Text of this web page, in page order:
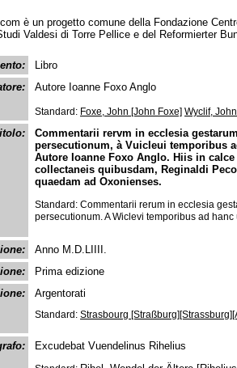
è un progetto comune della Fondazione
Valdesi di Torre Pellice e del Reformierter
Libro
Autore Ioanne Foxo Anglo
Standard: Foxe, John [John Foxe] Wyclif,
Commentarii rervm in ecclesia
persecutionum, à Vuicleui temporibus
Autore Ioanne Foxo Anglo. Hiis in
collectaneis quibusdam, Reginaldi
quaedam ad Oxonienses.
Standard: Commentarii rerum in ecclesia
persecutionum. A Wiclevi temporibus ad
Anno M.D.LIIII.
Prima edizione
Argentorati
Standard: Strasbourg
Excudebat Vuendelinus Rihelius